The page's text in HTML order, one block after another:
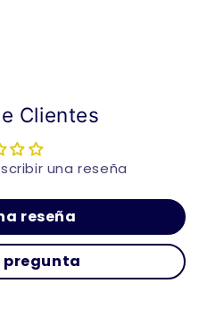
Clientes
una reseña
reseña
pregunta